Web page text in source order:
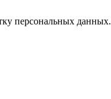
персональных данных.